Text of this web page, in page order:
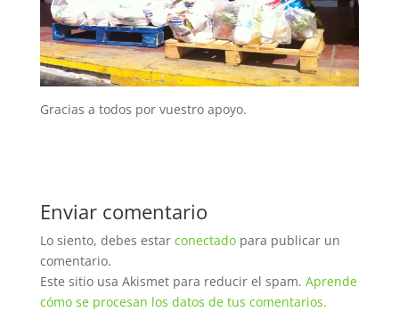
Gracias a todos por vuestro apoyo.
Enviar comentario
Lo siento, debes estar conectadopara publicar un
comentario.
Este sitio usa Akismet para reducir el spam. Aprende
cómo se procesan los datos de tus comentarios.